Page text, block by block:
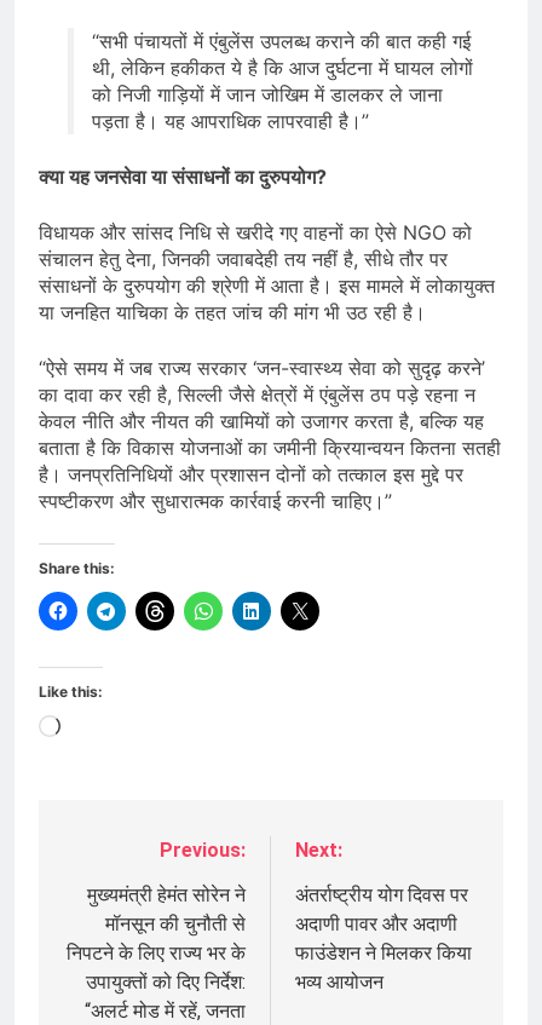
“सभी पंचायतों में एंबुलेंस उपलब्ध कराने की बात कही गई
थी, लेकिन हकीकत ये है कि आज दुर्घटना में घायल लोगों
को निजी गाड़ियों में जान जोखिम में डालकर ले जाना
पड़ता है। यह आपराधिक लापरवाही है।”
क्या यह जनसेवा या संसाधनों का दुरुपयोग?
विधायक और सांसद निधि से खरीदे गए वाहनों का ऐसे NGO को
संचालन हेतु देना, जिनकी जवाबदेही तय नहीं है, सीधे तौर पर
संसाधनों के दुरुपयोग की श्रेणी में आता है। इस मामले में लोकायुक्त
या जनहित याचिका के तहत जांच की मांग भी उठ रही है।
“ऐसे समय में जब राज्य सरकार ‘जन-स्वास्थ्य सेवा को सुदृढ़ करने’
का दावा कर रही है, सिल्ली जैसे क्षेत्रों में एंबुलेंस ठप पड़े रहना न
केवल नीति और नीयत की खामियों को उजागर करता है, बल्कि यह
बताता है कि विकास योजनाओं का जमीनी क्रियान्वयन कितना सतही
है। जनप्रतिनिधियों और प्रशासन दोनों को तत्काल इस मुद्दे पर
स्पष्टीकरण और सुधारात्मक कार्रवाई करनी चाहिए।”
Share this:
Like this:
Loading…
navigation
Previous:
मुख्यमंत्री हेमंत सोरेन ने
मॉनसून की चुनौती से
निपटने के लिए राज्य भर के
उपायुक्तों को दिए निर्देश:
“अलर्ट मोड में रहें, जनता
Next:
अंतर्राष्ट्रीय योग दिवस पर
अदाणी पावर और अदाणी
फाउंडेशन ने मिलकर किया
भव्य आयोजन